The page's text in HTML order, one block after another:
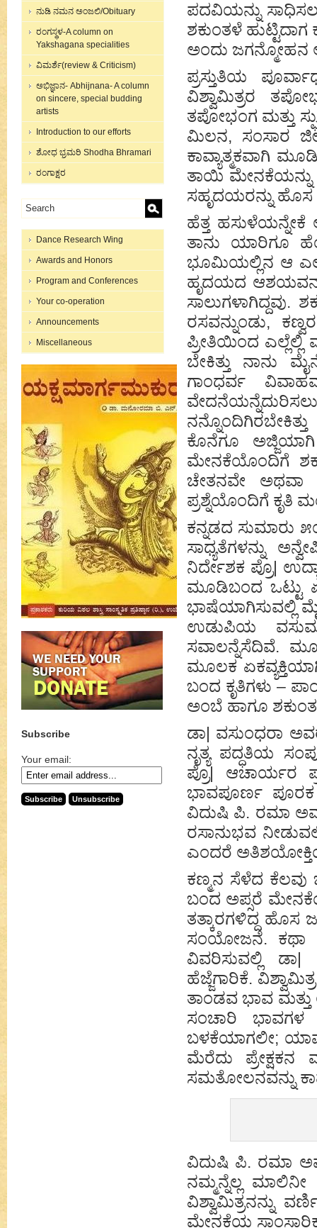
ನುಡಿ ನಮನ ಅಂಜಲಿ/Obituary
ರಂಗಸ್ಥಳ-A column on
Yakshagana specialities
ವಿಮರ್ಶೆ(review & Criticism)
ಅಭಿಜ್ಞಾನ- Abhijnana- A column
on sincere, special budding
artists
Introduction to our efforts
ಶೋಧ ಭ್ರಮರಿ Shodha Bhramari
ರಂಗಾಕ್ಷರ
Dance Research Wing
Awards and Honors
Program and Conferences
Your co-operation
Announcements
Miscellaneous
Subscribe
Your email:
ಪದವಿಯನ್ನು
ಶಕುಂತಳೆ
ಅಂದು
ಪ್ರಸ್ತುತಿಯ
ವಿಶ್ವಾಮಿತ್ರರ
ತಪೋಭಂಗ ಮತ್ತು
ಮಿಲನ, ಸಂಸಾರ
ಕಾವ್ಯಾತ್ಮಕವಾಗಿ
ತಾಯಿ ಮೇನಕೆಯನ್ನು
ಸಹೃದಯರನ್ನು
ಹೆತ್ತ ಹಸುಳೆಯನ್ನೇಕೆ
ತಾನು ಯಾರಿಗೂ
ಭೂಮಿಯಲ್ಲಿನ ಆ
ಹೃದಯದ
ಸಾಲುಗಳಾಗಿದ್ದವು.
ರಸವನ್ನುಂಡು,
ಪ್ರೀತಿಯಿಂದ ಎಲ್ಲೆಲ್ಲಿ
ಬೇಕಿತ್ತು ನಾನು
ಗಾಂಧರ್ವ
ಕೊನೆಗೂ
ಮೇನಕೆಯೊಂದಿಗೆ
ಚೇತನವೇ ಅಥವಾ
ಪ್ರಶ್ನೆಯೊಂದಿಗೆ ಕೃತಿ
ಕನ್ನಡದ ಸುಮಾರು
ಸಾಧ್ಯತೆಗಳನ್ನು
ನಿರ್ದೇಶಕ ಪ್ರೊ|
ಮೂಡಿಬಂದ ಒಟ್ಟು
ಭಾಷೆಯಾಗಿಸುವಲ್ಲಿ
ಉಡುಪಿಯ
ಸವಾಲನ್ನೆಸೆದಿವೆ.
ಮೂಲಕ
ಬಂದ ಕೃತಿಗಳು –
ಅಂಬೆ ಹಾಗೂ
ಡಾ| ವಸುಂಧರಾ
ನೃತ್ಯ ಪದ್ಧತಿಯ
ಪ್ರೊ| ಆಚಾರ್ಯರ
ಭಾವಪೂರ್ಣ
ವಿದುಷಿ ಪಿ. ರಮಾ
ರಸಾನುಭವ
ಎಂದರೆ
ಕಣ್ಮನ ಸೆಳೆದ ಕೆಲವು
ಬಂದ ಅಪ್ಸರೆ
ತತ್ಕಾರಗಳಿದ್ದ
ಸಂಯೋಜನೆ. ಕಥಾ
ವಿವರಿಸುವಲ್ಲಿ
ಹೆಜ್ಜೆಗಾರಿಕೆ.
ತಾಂಡವ ಭಾವ
ಸಂಚಾರಿ ಭಾವಗಳ
ಬಳಕೆಯಾಗಲೀ;
ಮೆರೆದು ಪ್ರೇಕ್ಷಕನ
ಸಮತೋಲನವನ್ನು
ವಿದುಷಿ ಪಿ. ರಮಾ
ನಮ್ಮನ್ನೆಲ್ಲ
ವಿಶ್ವಾಮಿತ್ರನನ್ನು
ಮೇನಕೆಯ